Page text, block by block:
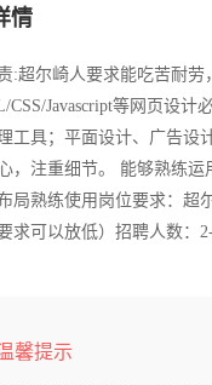
情
:超尔崎人要求能吃苦耐劳
CSS/Javascript等网页设计
工具；平面设计、广告设
，注重细节。 能够熟练运
局熟练使用岗位要求：超
求可以放低）招聘人数：
馨提示